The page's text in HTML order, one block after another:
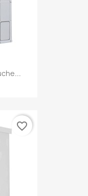
favorite_border